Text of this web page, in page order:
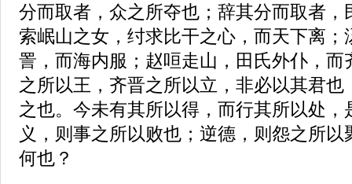
分而取者，众之所夺也；辞其分而取者
索岷山之女，纣求比干之心，而天下离
詈，而海内服；赵咺走山，田氏外仆，而
之所以王，齐晋之所以立，非必以其君
之也。今未有其所以得，而行其所以处
义，则事之所以败也；逆德，则怨之所
何也？